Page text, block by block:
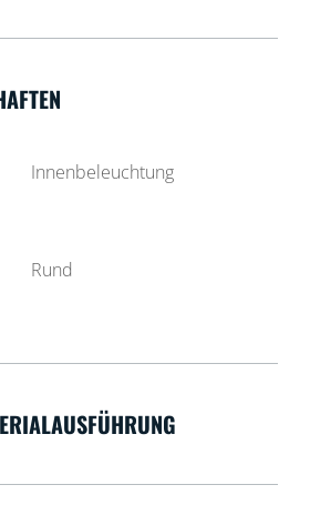
Innenbeleuchtung
Rund